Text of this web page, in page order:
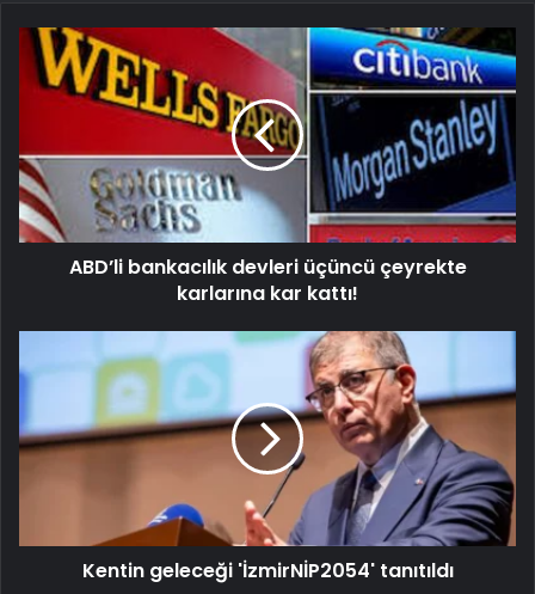
ABD’li bankacılık devleri üçüncü çeyrekte
karlarına kar kattı!
Kentin geleceği 'İzmirNİP2054' tanıtıldı